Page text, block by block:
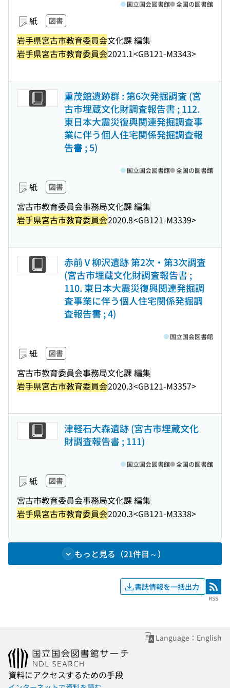
紙 図書
岩手県宮古市教育委員会文化課 編集
岩手県宮古市教育委員会2021.1<GB121-M3343>
国立国会図書館 全国の図書館
重茂館遺跡群 : 第6次発掘調査 (宮
古市埋蔵文化財調査報告書 ; 112.
東日本大震災復興関連発掘調査事
業に伴う個人住宅関係発掘調査報
告書 ; 5)
紙 図書
宮古市教育委員会事務局文化課 編集
岩手県宮古市教育委員会2020.8<GB121-M3339>
国立国会図書館 全国の図書館
赤前Ⅴ柳沢遺跡 第2次・第3次調査
(宮古市埋蔵文化財調査報告書 ;
110. 東日本大震災復興関連発掘調
査事業に伴う個人住宅関係発掘調
査報告書 ; 4)
紙 図書
宮古市教育委員会事務局文化課 編集
岩手県宮古市教育委員会2020.3<GB121-M3357>
国立国会図書館
津軽石大森遺跡 (宮古市埋蔵文化
財調査報告書 ; 111)
紙 図書
宮古市教育委員会事務局文化課 編集
岩手県宮古市教育委員会2020.3<GB121-M3338>
国立国会図書館 全国の図書館
もっと見る（21件目～）
書誌情報を一括出力 RSS
RSS
Language：English
資料にアクセスするための手段